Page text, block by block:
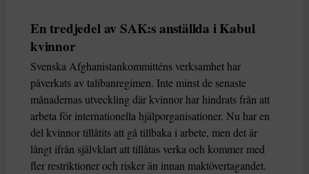
En tredjedel av SAK:s anställda i Kabul
kvinnor
Svenska Afghanistankommitténs verksamhet har
påverkats av talibanregimen. Inte minst de senaste
månadernas utveckling där kvinnor har hindrats från att
arbeta för internationella hjälporganisationer. Nu har en
del kvinnor tillåtits att gå tillbaka i arbete, men det är
långt ifrån självklart att tillåtas verka och kommer med
fler restriktioner och risker än innan maktövertagandet.